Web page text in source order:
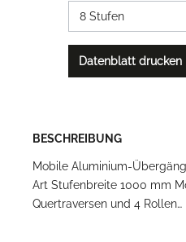
Datenblatt drucken
BESCHREIBUNG
Mobile Aluminium-
Art Stufenbreite 1000 mm
Quertraversen und 4 Rollen…